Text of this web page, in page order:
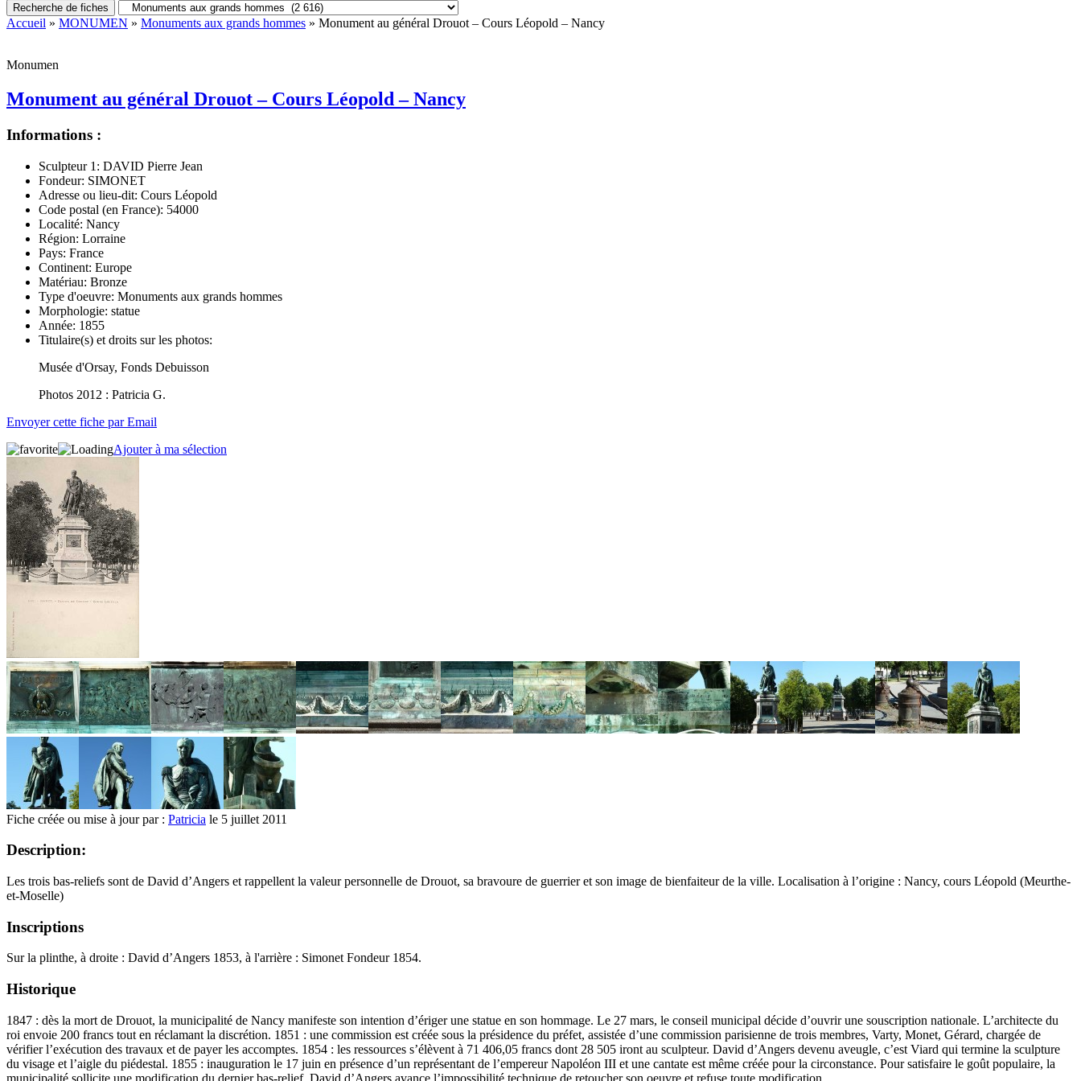
Recherche de fiches
Accueil » MONUMEN » Monuments aux grands hommes » Monument au général Drouot – Cours Léopold – Nancy
Monumen
Monument au général Drouot – Cours Léopold – Nancy
Informations :
Sculpteur 1: DAVID Pierre Jean
Fondeur: SIMONET
Adresse ou lieu-dit: Cours Léopold
Code postal (en France): 54000
Localité: Nancy
Région: Lorraine
Pays: France
Continent: Europe
Matériau: Bronze
Type d'oeuvre: Monuments aux grands hommes
Morphologie: statue
Année: 1855
Titulaire(s) et droits sur les photos:
Musée d'Orsay, Fonds Debuisson
Photos 2012 : Patricia G.
Envoyer cette fiche par Email
Ajouter à ma sélection
Fiche créée ou mise à jour par : Patricia le 5 juillet 2011
Description:
Les trois bas-reliefs sont de David d’Angers et rappellent la valeur personnelle de Drouot, sa bravoure de guerrier et son image de bienfaiteur de la ville. Localisation à l’origine : Nancy, cours Léopold (Meurthe-
et-Moselle)
Inscriptions
Sur la plinthe, à droite : David d’Angers 1853, à l'arrière : Simonet Fondeur 1854.
Historique
1847 : dès la mort de Drouot, la municipalité de Nancy manifeste son intention d’ériger une statue en son hommage. Le 27 mars, le conseil municipal décide d’ouvrir une souscription nationale. L’architecte du
roi envoie 200 francs tout en réclamant la discrétion. 1851 : une commission est créée sous la présidence du préfet, assistée d’une commission parisienne de trois membres, Varty, Monet, Gérard, chargée de
vérifier l’exécution des travaux et de payer les accomptes. 1854 : les ressources s’élèvent à 71 406,05 francs dont 28 505 iront au sculpteur. David d’Angers devenu aveugle, c’est Viard qui termine la sculpture
du visage et l’aigle du piédestal. 1855 : inauguration le 17 juin en présence d’un représentant de l’empereur Napoléon III et une cantate est même créée pour la circonstance. Pour satisfaire le goût populaire, la
municipalité sollicite une modification du dernier bas-relief. David d’Angers avance l’impossibilité technique de retoucher son oeuvre et refuse toute modification.